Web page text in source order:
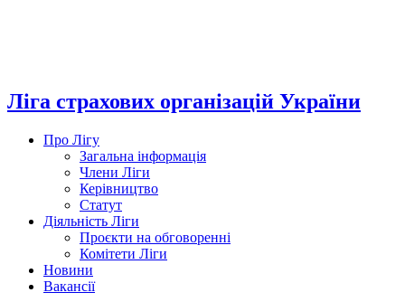
Ліга страхових організацій України
Про Лігу
Загальна інформація
Члени Ліги
Керівництво
Статут
Діяльність Ліги
Проєкти на обговоренні
Комітети Ліги
Новини
Вакансії